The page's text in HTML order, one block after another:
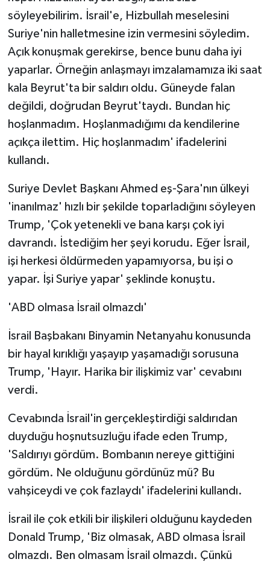
söyleyebilirim. İsrail'e, Hizbullah meselesini
Suriye'nin halletmesine izin vermesini söyledim.
Açık konuşmak gerekirse, bence bunu daha iyi
yaparlar. Örneğin anlaşmayı imzalamamıza iki saat
kala Beyrut'ta bir saldırı oldu. Güneyde falan
değildi, doğrudan Beyrut'taydı. Bundan hiç
hoşlanmadım. Hoşlanmadığımı da kendilerine
açıkça ilettim. Hiç hoşlanmadım' ifadelerini
kullandı.
Suriye Devlet Başkanı Ahmed eş-Şara'nın ülkeyi
'inanılmaz' hızlı bir şekilde toparladığını söyleyen
Trump, 'Çok yetenekli ve bana karşı çok iyi
davrandı. İstediğim her şeyi korudu. Eğer İsrail,
işi herkesi öldürmeden yapamıyorsa, bu işi o
yapar. İşi Suriye yapar' şeklinde konuştu.
'ABD olmasa İsrail olmazdı'
İsrail Başbakanı Binyamin Netanyahu konusunda
bir hayal kırıklığı yaşayıp yaşamadığı sorusuna
Trump, 'Hayır. Harika bir ilişkimiz var' cevabını
verdi.
Cevabında İsrail'in gerçekleştirdiği saldırıdan
duyduğu hoşnutsuzluğu ifade eden Trump,
'Saldırıyı gördüm. Bombanın nereye gittiğini
gördüm. Ne olduğunu gördünüz mü? Bu
vahşiceydi ve çok fazlaydı' ifadelerini kullandı.
İsrail ile çok etkili bir ilişkileri olduğunu kaydeden
Donald Trump, 'Biz olmasak, ABD olmasa İsrail
olmazdı. Ben olmasam İsrail olmazdı. Çünkü